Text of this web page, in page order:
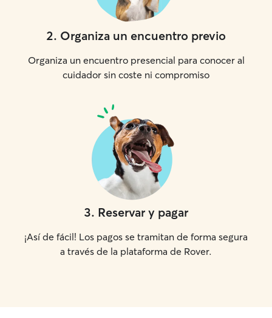
2. Organiza un encuentro previo
Organiza un encuentro presencial para conocer al
cuidador sin coste ni compromiso
3. Reservar y pagar
¡Así de fácil! Los pagos se tramitan de forma segura
a través de la plataforma de Rover.